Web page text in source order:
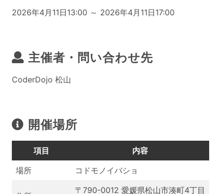
2026年4月11日13:00 ～ 2026年4月11日17:00
主催者・問い合わせ先
CoderDojo 松山
開催場所
項目
内容
場所
コドモノイバショ
〒790-0012 愛媛県松山市湊町4丁目